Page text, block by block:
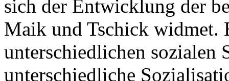
sich der Entwicklung der
Maik und Tschick widmet.
unterschiedlichen sozialen
unterschiedliche